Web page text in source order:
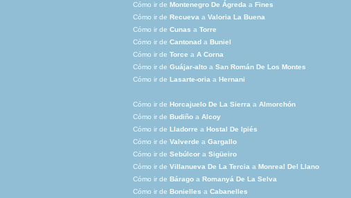
Cómo ir de Montenegro De Ágreda a Fines
Cómo ir de Recueva a Valoria La Buena
Cómo ir de Cunas a Torre
Cómo ir de Cantonad a Buniel
Cómo ir de Torce a A Corna
Cómo ir de Guájar-alto a San Román De Los Montes
Cómo ir de Lasarte-oria a Hernani
Cómo ir de Horcajuelo De La Sierra a Almorchón
Cómo ir de Budiño a Alcoy
Cómo ir de Lladorre a Hostal De Ipiés
Cómo ir de Valverde a Gargallo
Cómo ir de Sebúlcor a Sigüeiro
Cómo ir de Villanueva De La Tercia a Monreal Del Llano
Cómo ir de Bárago a Romanyá De La Selva
Cómo ir de Bonielles a Cabanelles